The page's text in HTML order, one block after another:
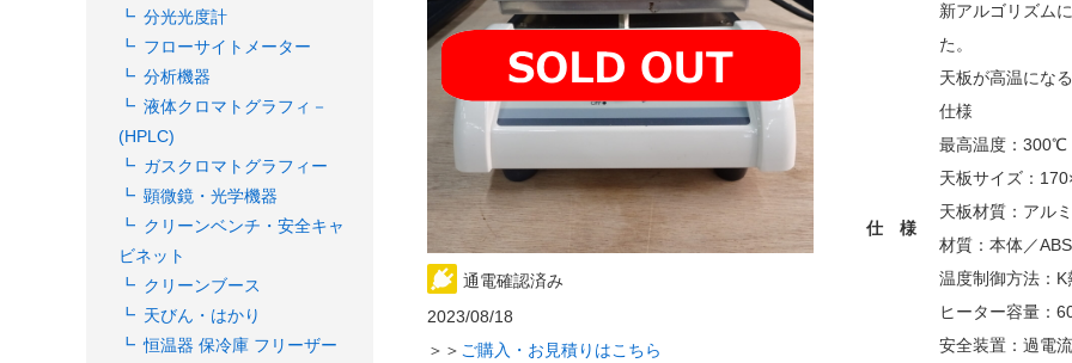
分光光度計
フローサイトメーター
分析機器
液体クロマトグラフィ－
(HPLC)
ガスクロマトグラフィー
顕微鏡・光学機器
クリーンベンチ・安全キャ
ビネット
クリーンブース
天びん・はかり
恒温器 保冷庫 フリーザー
通電確認済み
2023/08/18
＞＞ ご購入・お見積りはこちら
仕 様
新アルゴリズム
た。
天板が高温にな
仕様
最高温度：300℃
天板サイズ：
天板材質：アル
材質：本体／
温度制御方法：
ヒーター容量：
安全装置：過電